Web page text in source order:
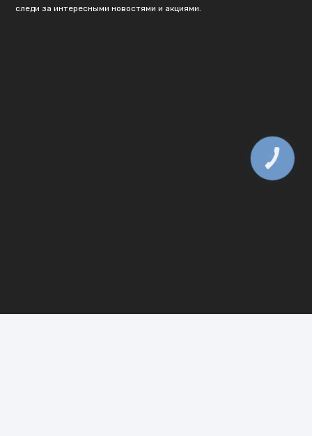
следи за интересными новостями и акциями.
КНОПКА
ЗВ'ЯЗКУ